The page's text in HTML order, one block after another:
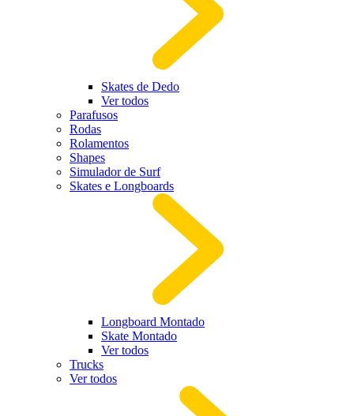
Skates de Dedo
Ver todos
Parafusos
Rodas
Rolamentos
Shapes
Simulador de Surf
Skates e Longboards
Longboard Montado
Skate Montado
Ver todos
Trucks
Ver todos